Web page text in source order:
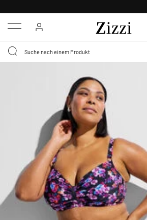
Menu